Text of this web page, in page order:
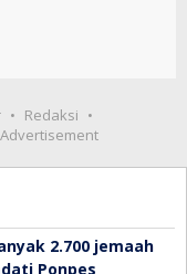
Redaksi
Advertisement